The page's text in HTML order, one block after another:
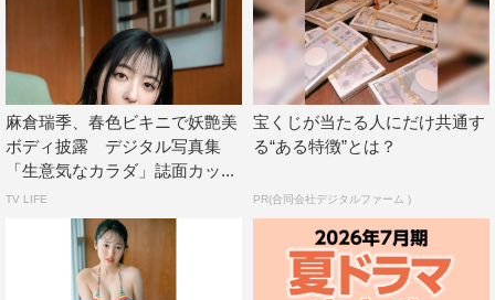
麻倉瑞季、春色ビキニで妖艶美
ボディ披露 デジタル写真集
「生意気なカラダ」誌面カッ...
TV LIFE
宝くじが当たる人にだけ共通す
る“ある特徴”とは？
PR(合同会社デジタルファーム )